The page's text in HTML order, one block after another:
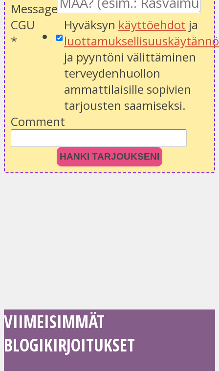
Message
CGU
*
Hyväksyn käyttöehdot ja
ja pyyntöni välittäminen
terveydenhuollon
ammattilaisille sopivien
tarjousten saamiseksi.
Comment
HANKI TARJOUKSENI
VIIMEISIMMÄT
BLOGIKIRJOITUKSET